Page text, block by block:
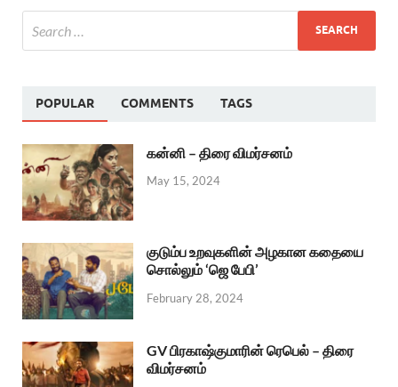
POPULAR COMMENTS TAGS
கன்னி – திரை விமர்சனம்
May 15, 2024
குடும்ப உறவுகளின் அழகான கதையை
சொல்லும் ‘ஜெ பேபி’
February 28, 2024
GV பிரகாஷ்குமாரின் ரெபெல் – திரை
விமர்சனம்